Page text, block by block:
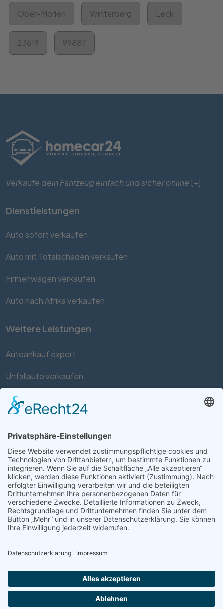
Ober-Mörlen Winterberg Leck
23619 99887
Verkaufe dein Fahrzeug einfach und sicher online [+]
Dienstleistungen
Auto sofort verkaufen
Auto mit Totalschaden verkaufen
Firmenwagen verkaufen
Auto nach Afrika verkaufen
Weitere Leistungen
Autoankauf export
Unfallauto verkaufen
Auto mit Motorschaden verkaufen
Support
Kontakt FAQ
Connect social
Datenschutz Impressum AGB Händler
AGB Verbraucher
Über uns